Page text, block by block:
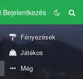
Bejelentkezés
Fényezések
Játékos
Még